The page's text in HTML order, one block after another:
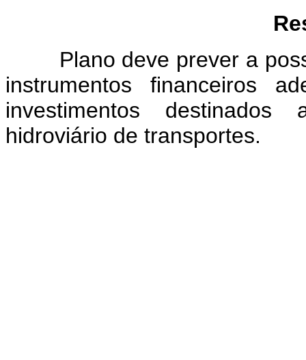
Plano deve prever a
instrumentos financeiros
investimentos
hidroviário de transportes.